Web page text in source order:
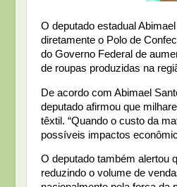
O deputado estadual
diretamente o Polo de
do Governo Federal de
de roupas produzidas na
De acordo com Abimael
deputado afirmou que
têxtil. “Quando o custo da
possíveis impactos
O deputado também alertou
reduzindo o volume de